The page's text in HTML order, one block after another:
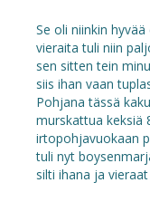
Se oli niinkin
vieraita tuli niin
sen sitten tein
siis ihan vaan
Pohjana tässä
murskattua keksiä
irtopohjavuokaan
tuli nyt
silti ihana ja